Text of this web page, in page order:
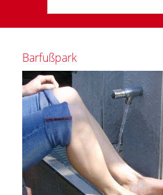
Barfußpark